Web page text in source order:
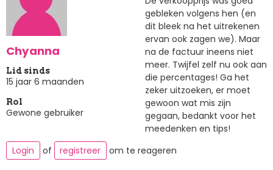
Chyanna
Lid sinds
15 jaar 6 maanden
Rol
Gewone gebruiker
gebleken volgens hen (en
dit bleek na het uitrekenen
ervan ook zagen we). Maar
na de factuur ineens niet
meer. Twijfel zelf nu ook aan
die percentages! Ga het
zeker uitzoeken, er moet
gewoon wat mis zijn
gegaan, bedankt voor het
meedenken en tips!
Login
of registreer om te reageren